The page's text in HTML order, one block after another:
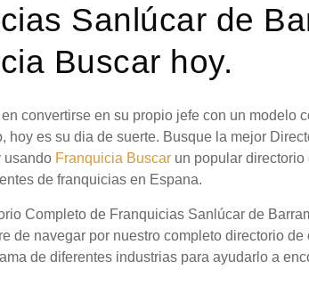
Sanlúcar de
Buscar hoy.
convertirse en su propio jefe con un modelo
hoy es su dia de suerte. Busque la mejor
usando Franquicia Buscar un popular
de franquicias en Espana.
Completo de Franquicias Sanlúcar de
de navegar por nuestro completo directorio
de diferentes industrias para ayudarlo a